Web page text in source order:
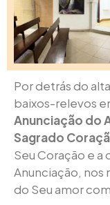
Por detrás do
baixos-relevos
Anunciação do
Sagrado
Seu Coração e a
Anunciação, nos
do Seu amor